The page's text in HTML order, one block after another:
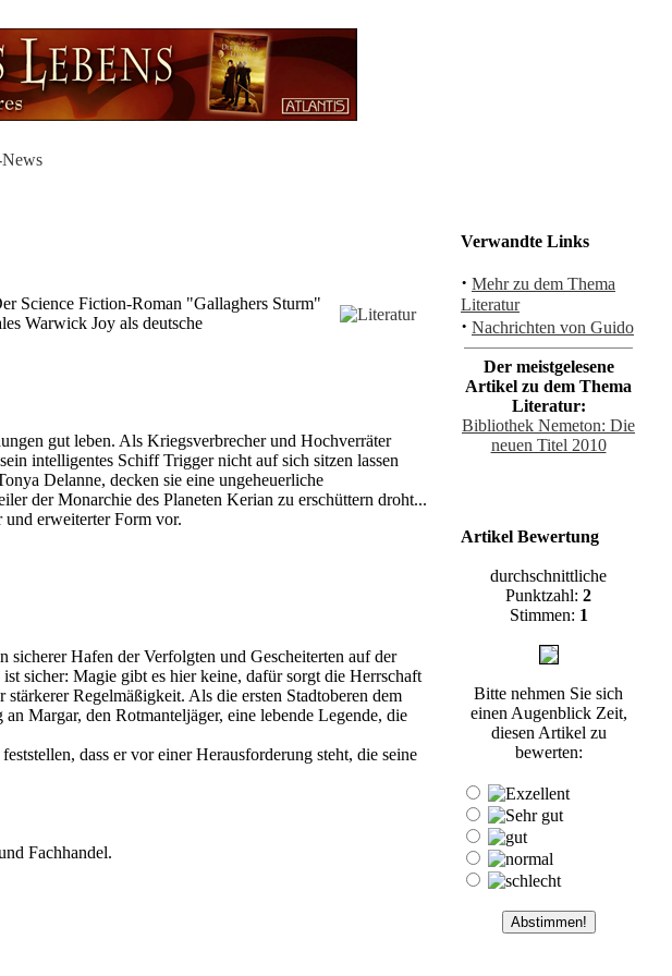
Science Fiction-Roman "Gallaghers Sturm"
Warwick Joy als deutsche
gut leben. Als Kriegsverbrecher und Hochverräter
intelligentes Schiff Trigger nicht auf sich sitzen lassen
Delanne, decken sie eine ungeheuerliche
der Monarchie des Planeten Kerian zu erschüttern droht...
erweiterter Form vor.
sicherer Hafen der Verfolgten und Gescheiterten auf der
sicher: Magie gibt es hier keine, dafür sorgt die Herrschaft
Regelmäßigkeit. Als die ersten Stadtoberen dem
Margar, den Rotmanteljäger, eine lebende Legende, die
dass er vor einer Herausforderung steht, die seine
Fachhandel.
Verwandte Links
· Mehr zu dem Thema
Literatur
· Nachrichten von Guido
Der meistgelesene
Artikel zu dem Thema
Literatur:
Bibliothek Nemeton: Die
neuen Titel 2010
Artikel Bewertung
durchschnittliche
Punktzahl: 2
Stimmen: 1
Bitte nehmen Sie sich
einen Augenblick Zeit,
diesen Artikel zu
bewerten: